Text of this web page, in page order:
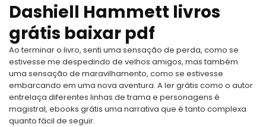
Dashiell Hammett livros
grátis baixar pdf
Ao terminar o livro, senti uma sensação de perda, como se
estivesse me despedindo de velhos amigos, mas também
uma sensação de maravilhamento, como se estivesse
embarcando em uma nova aventura. A ler grátis como o autor
entrelaça diferentes linhas de trama e personagens é
magistral, ebooks grátis uma narrativa que é tanto complexa
quanto fácil de seguir.